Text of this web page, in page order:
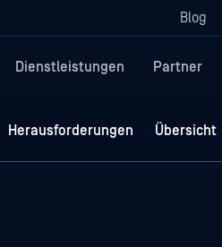
Blog
Dienstleistungen Partner
Herausforderungen Übersicht